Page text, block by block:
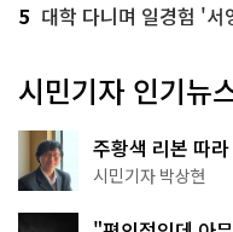
5 대학 다니며 일경험 '
시민기자 인기뉴
주황색 리본 따
서울둘레길 15코스
시민기자 박상현